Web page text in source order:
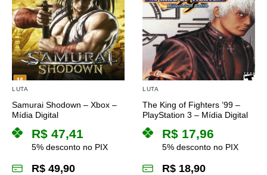
variantes.
As
opções
podem
ser
escolhidas
do
variantes.
As
opções
podem
ser
escolhidas
do
produto
LUTA
Samurai Shodown – Xbox –
Mídia Digital
R$ 47,41
5% desconto no PIX
R$ 49,90
LUTA
The King of Fighters ’99 –
PlayStation 3 – Mídia Digital
R$ 17,96
5% desconto no PIX
R$ 18,90